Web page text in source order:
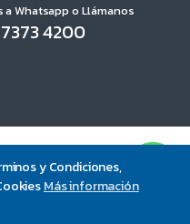
y Condiciones,
Más información
Whatsapp o Llámanos
4200